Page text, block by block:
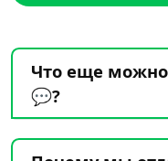
Что еще
💬?